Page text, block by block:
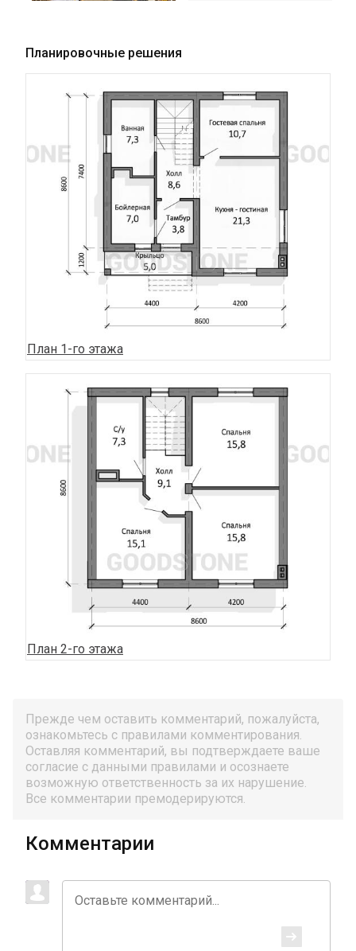
Планировочные решения
План 1-го этажа
План 2-го этажа
Прежде чем оставить комментарий, пожалуйста,
ознакомьтесь с правилами комментирования.
Оставляя комментарий, вы подтверждаете ваше
согласие с данными правилами и осознаете
возможную ответственность за их нарушение.
Все комментарии премодерируются.
Комментарии